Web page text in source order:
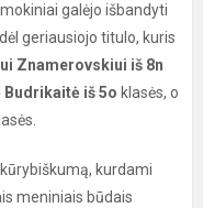
galėjo išbandyti
geriausiojo titulo, kuris
Znamerovskiui iš 8n
Budrikaitė iš 5o klasės, o
kurdami
meniniais būdais